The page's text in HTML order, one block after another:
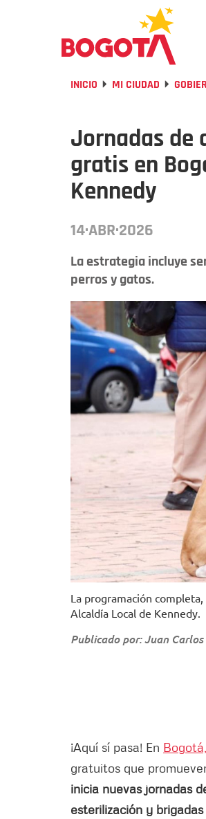
INICIO MI CIUDAD
Jornadas de
gratis en
Kennedy
14·ABR·2026
La estrategia incluye
perros y gatos.
La programación
Alcaldía Local de Kennedy.
Publicado por: Juan Carlos
¡Aquí sí pasa! En
gratuitos que
inicia nuevas jornadas
esterilización y